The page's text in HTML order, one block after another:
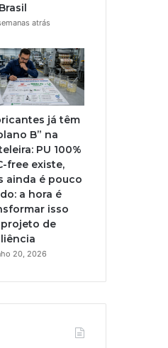
atrás
já têm
B” na
PU 100%
free existe,
ainda é pouco
a hora é
isso
projeto de
20, 2026